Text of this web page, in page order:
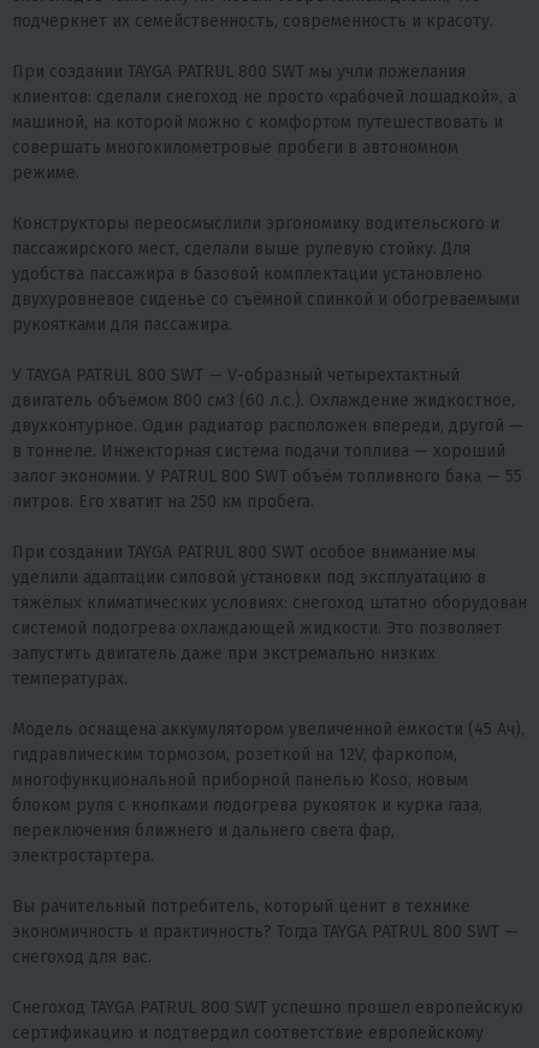
подчеркнет их семейственность, современность и красоту.
При создании TAYGA PATRUL 800 SWT мы учли пожелания
клиентов: сделали снегоход не просто «рабочей лошадкой», а
машиной, на которой можно с комфортом путешествовать и
совершать многокилометровые пробеги в автономном
режиме.
Конструкторы переосмыслили эргономику водительского и
пассажирского мест, сделали выше рулевую стойку. Для
удобства пассажира в базовой комплектации установлено
двухуровневое сиденье со съёмной спинкой и обогреваемыми
рукоятками для пассажира.
У TAYGA PATRUL 800 SWT — V-образный четырехтактный
двигатель объёмом 800 см3 (60 л.с.). Охлаждение жидкостное,
двухконтурное. Один радиатор расположен впереди, другой —
в тоннеле. Инжекторная система подачи топлива — хороший
залог экономии. У PATRUL 800 SWT объём топливного бака — 55
литров. Его хватит на 250 км пробега.
При создании TAYGA PATRUL 800 SWT особое внимание мы
уделили адаптации силовой установки под эксплуатацию в
тяжёлых климатических условиях: снегоход штатно оборудован
системой подогрева охлаждающей жидкости. Это позволяет
запустить двигатель даже при экстремально низких
температурах.
Модель оснащена аккумулятором увеличенной ёмкости (45 Ач),
гидравлическим тормозом, розеткой на 12V, фаркопом,
многофункциональной приборной панелью Koso, новым
блоком руля с кнопками подогрева рукояток и курка газа,
переключения ближнего и дальнего света фар,
электростартера.
Вы рачительный потребитель, который ценит в технике
экономичность и практичность? Тогда TAYGA PATRUL 800 SWT —
снегоход для вас.
Снегоход TAYGA PATRUL 800 SWT успешно прошел европейскую
сертификацию и подтвердил соответствие европейскому